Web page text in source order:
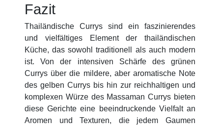
Fazit
Thailändische Currys sind ein faszinierendes
und vielfältiges Element der thailändischen
Küche, das sowohl traditionell als auch modern
ist. Von der intensiven Schärfe des grünen
Currys über die mildere, aber aromatische Note
des gelben Currys bis hin zur reichhaltigen und
komplexen Würze des Massaman Currys bieten
diese Gerichte eine beeindruckende Vielfalt an
Aromen und Texturen, die jedem Gaumen